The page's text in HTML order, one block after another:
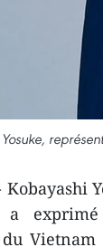
a
du